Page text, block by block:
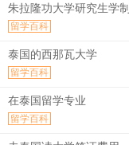
朱拉隆功大学研究生学制
留学百科
泰国的西那瓦大学
留学百科
在泰国留学专业
留学百科